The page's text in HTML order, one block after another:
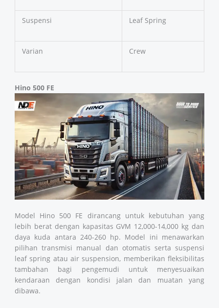
Suspensi Leaf Spring
Varian Crew
Hino 500 FE
Model Hino 500 FE dirancang untuk kebutuhan yang
lebih berat dengan kapasitas GVM 12,000-14,000 kg dan
daya kuda antara 240-260 hp. Model ini menawarkan
pilihan transmisi manual dan otomatis serta suspensi
leaf spring atau air suspension, memberikan fleksibilitas
tambahan bagi pengemudi untuk menyesuaikan
kendaraan dengan kondisi jalan dan muatan yang
dibawa.